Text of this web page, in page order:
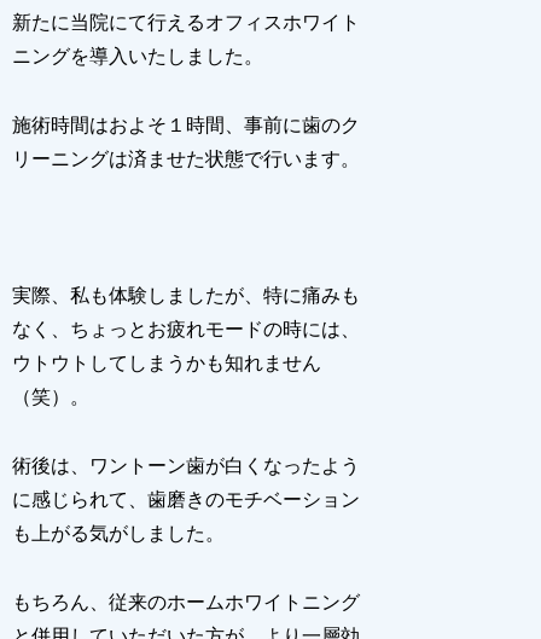
新たに当院にて行えるオフィスホワイト
ニングを導入いたしました。
施術時間はおよそ１時間、事前に歯のク
リーニングは済ませた状態で行います。
実際、私も体験しましたが、特に痛みも
なく、ちょっとお疲れモードの時には、
ウトウトしてしまうかも知れません
（笑）。
術後は、ワントーン歯が白くなったよう
に感じられて、歯磨きのモチベーション
も上がる気がしました。
もちろん、従来のホームホワイトニング